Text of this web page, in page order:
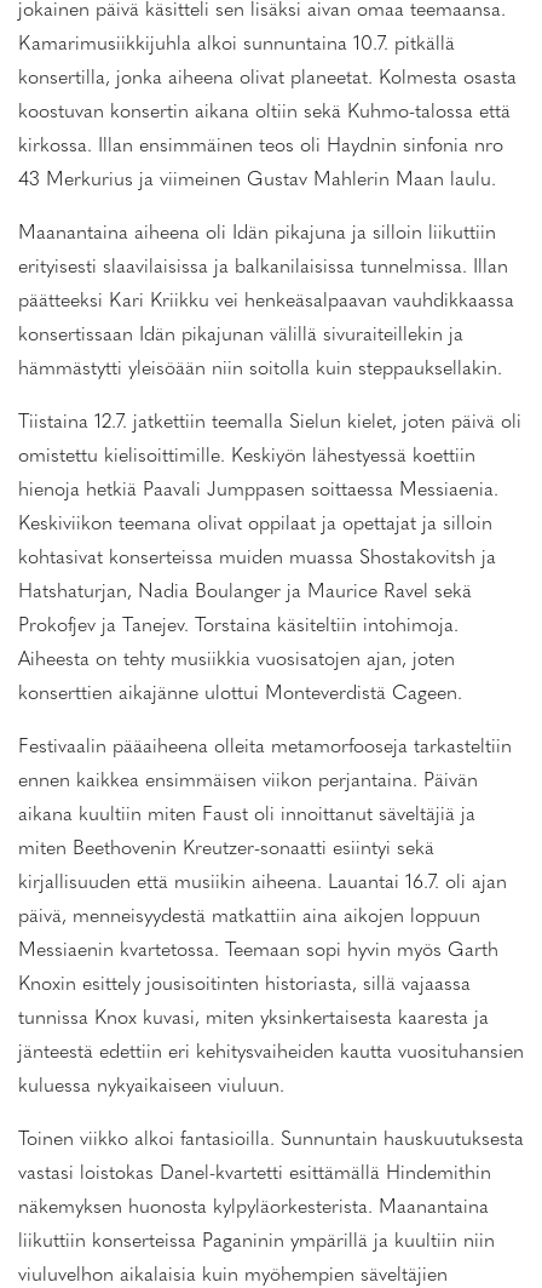
jokainen päivä käsitteli sen lisäksi aivan omaa teemaansa.
Kamarimusiikkijuhla alkoi sunnuntaina 10.7. pitkällä
konsertilla, jonka aiheena olivat planeetat. Kolmesta osasta
koostuvan konsertin aikana oltiin sekä Kuhmo-talossa että
kirkossa. Illan ensimmäinen teos oli Haydnin sinfonia nro
43 Merkurius ja viimeinen Gustav Mahlerin Maan laulu.
Maanantaina aiheena oli Idän pikajuna ja silloin liikuttiin
erityisesti slaavilaisissa ja balkanilaisissa tunnelmissa. Illan
päätteeksi Kari Kriikku vei henkeäsalpaavan vauhdikkaassa
konsertissaan Idän pikajunan välillä sivuraiteillekin ja
hämmästytti yleisöään niin soitolla kuin steppauksellakin.
Tiistaina 12.7. jatkettiin teemalla Sielun kielet, joten päivä oli
omistettu kielisoittimille. Keskiyön lähestyessä koettiin
hienoja hetkiä Paavali Jumppasen soittaessa Messiaenia.
Keskiviikon teemana olivat oppilaat ja opettajat ja silloin
kohtasivat konserteissa muiden muassa Shostakovitsh ja
Hatshaturjan, Nadia Boulanger ja Maurice Ravel sekä
Prokofjev ja Tanejev. Torstaina käsiteltiin intohimoja.
Aiheesta on tehty musiikkia vuosisatojen ajan, joten
konserttien aikajänne ulottui Monteverdistä Cageen.
Festivaalin pääaiheena olleita metamorfooseja tarkasteltiin
ennen kaikkea ensimmäisen viikon perjantaina. Päivän
aikana kuultiin miten Faust oli innoittanut säveltäjiä ja
miten Beethovenin Kreutzer-sonaatti esiintyi sekä
kirjallisuuden että musiikin aiheena. Lauantai 16.7. oli ajan
päivä, menneisyydestä matkattiin aina aikojen loppuun
Messiaenin kvartetossa. Teemaan sopi hyvin myös Garth
Knoxin esittely jousisoitinten historiasta, sillä vajaassa
tunnissa Knox kuvasi, miten yksinkertaisesta kaaresta ja
jänteestä edettiin eri kehitysvaiheiden kautta vuosituhansien
kuluessa nykyaikaiseen viuluun.
Toinen viikko alkoi fantasioilla. Sunnuntain hauskuutuksesta
vastasi loistokas Danel-kvartetti esittämällä Hindemithin
näkemyksen huonosta kylpyläorkesterista. Maanantaina
liikuttiin konserteissa Paganinin ympärillä ja kuultiin niin
viuluvelhon aikalaisia kuin myöhempien säveltäjien